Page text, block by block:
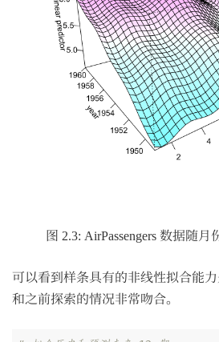
图 2.3: AirPassengers 数据随
可以看到样条具有的非线性拟合能
和之前探索的情况非常吻合。